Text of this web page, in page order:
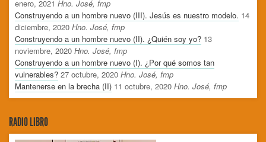
enero, 2021 Hno. José, fmp
Construyendo a un hombre nuevo (III). Jesús es nuestro modelo. 14
diciembre, 2020 Hno. José, fmp
Construyendo a un hombre nuevo (II). ¿Quién soy yo? 13
noviembre, 2020 Hno. José, fmp
Construyendo a un hombre nuevo (I). ¿Por qué somos tan
vulnerables? 27 octubre, 2020 Hno. José, fmp
Mantenerse en la brecha (II) 11 octubre, 2020 Hno. José, fmp
RADIO LIBRO